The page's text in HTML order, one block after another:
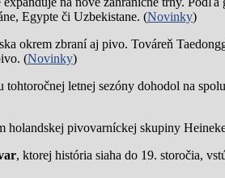
Egypte či Uzbekistane. (Novinky)
okrem zbraní aj pivo. Továreň
(Novinky)
tohtoročnej letnej sezóny dohodol na
holandskej pivovarníckej skupiny
, ktorej história siaha do 19. storočia,